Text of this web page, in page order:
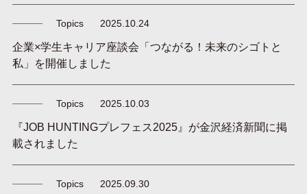
Topics 2025.10.24
企業×学生キャリア座談会「つながる！未来のシゴトと
私」を開催しました
Topics 2025.10.03
『JOB HUNTINGプレフェス2025』が金沢経済新聞に掲
載されました
Topics 2025.09.30